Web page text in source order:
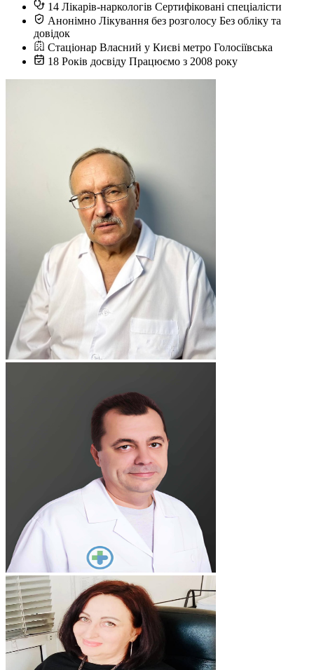
14 Лікарів-наркологів Сертифіковані спеціалісти
Анонімно Лікування без розголосу Без обліку та
довідок
Стаціонар Власний у Києві метро Голосіївська
18 Років досвіду Працюємо з 2008 року